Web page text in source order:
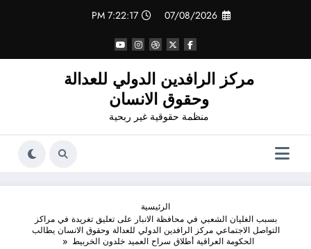
07/08/2026
7:22:18 PM
مركز الرافدين الدولي للعدالة
وحقوق الانسان
منظمة حقوقية غير ربحية
الرئيسية
بسبب الغليان الشعبي في محافظة الانبار على تعليق تغريدة في مراكز
التواصل الاجتماعي مركز الرافدين الدولي للعدالة وحقوق الانسان يطالب
الحكومة العراقية أطلاق سراح العميد خلدون الخربيط